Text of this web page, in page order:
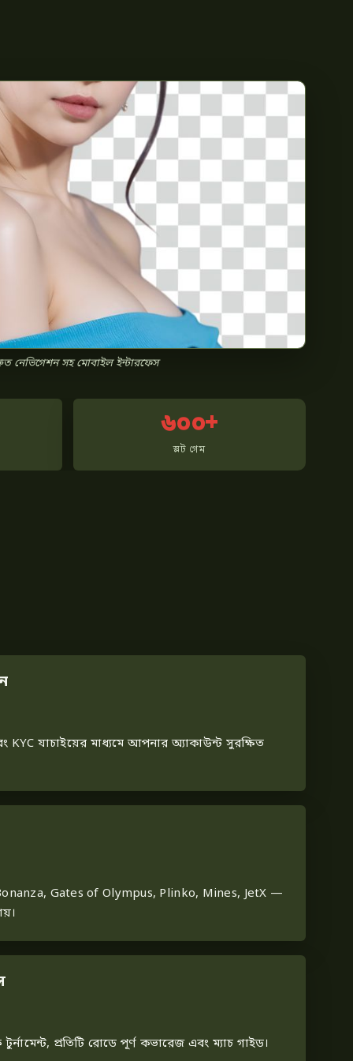
নেভিগেশন সহ মোবাইল ইন্টারফেস
৬০০+
স্লট গেম
KYC যাচাইয়ের মাধ্যমে আপনার অ্যাকাউন্ট সুরক্ষিত
Gates of Olympus, Plinko, Mines, JetX —
প্রতিটি রোডে পূর্ণ কভারেজ এবং ম্যাচ গাইড।